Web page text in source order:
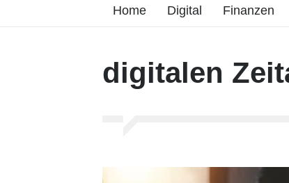
Home Digital Finanzen
digitalen